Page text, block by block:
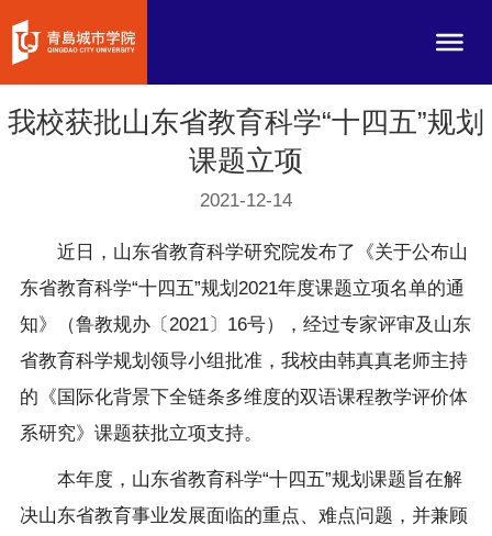
我校获批山东省教育科学“十四五”规划
课题立项
2021-12-14
近日，山东省教育科学研究院发布了《关于公布山
东省教育科学“十四五”规划2021年度课题立项名单的通
知》（鲁教规办〔2021〕16号），经过专家评审及山东
省教育科学规划领导小组批准，我校由韩真真老师主持
的《国际化背景下全链条多维度的双语课程教学评价体
系研究》课题获批立项支持。
本年度，山东省教育科学“十四五”规划课题旨在解
决山东省教育事业发展面临的重点、难点问题，并兼顾